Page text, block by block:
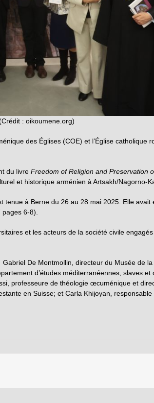
: oikoumene.org)
des Églises (COE) et l’Église catholique
du livre Freedom of Religion and Preservation
et historique arménien à Artsakh/Nagorno-
à Berne du 26 au 28 mai 2025. Elle
pages 6-8).
et les acteurs de la société civile
De Montmollin, directeur du Musée de
d’études méditerranéennes, slaves
professeure de théologie œcuménique et
en Suisse; et Carla Khijoyan,